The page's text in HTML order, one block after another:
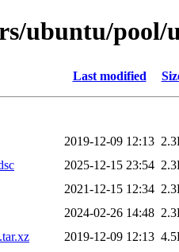
ubuntu/pool/
Last modified
2019-12-09 12:13
2025-12-15 23:54
2021-12-15 12:34
2024-02-26 14:48
2019-12-09 12:13